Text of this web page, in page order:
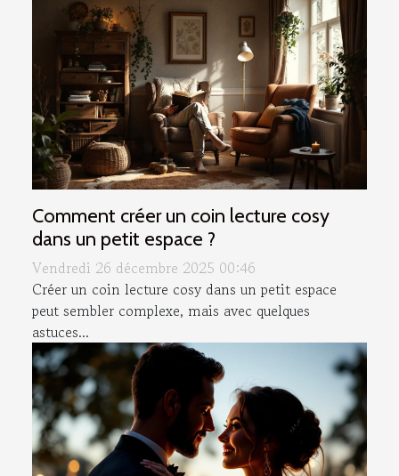
Comment créer un coin lecture cosy
dans un petit espace ?
Vendredi 26 décembre 2025 00:46
Créer un coin lecture cosy dans un petit espace
peut sembler complexe, mais avec quelques
astuces...